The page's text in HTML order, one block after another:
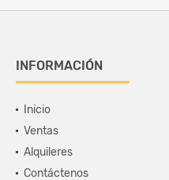
INFORMACIÓN
Inicio
Ventas
Alquileres
Contáctenos